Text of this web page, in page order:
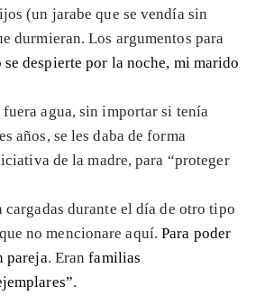
(un jarabe que se vendía sin
durmieran. Los argumentos para
se despierte por la noche, mi marido
fuera agua, sin importar si tenía
años, se les daba de forma
de la madre, para “proteger
cargadas durante el día de otro tipo
no mencionare aquí.Para poder
pareja. Eranfamilias
.